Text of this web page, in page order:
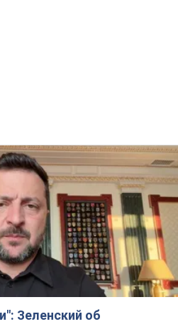
Зеленский об